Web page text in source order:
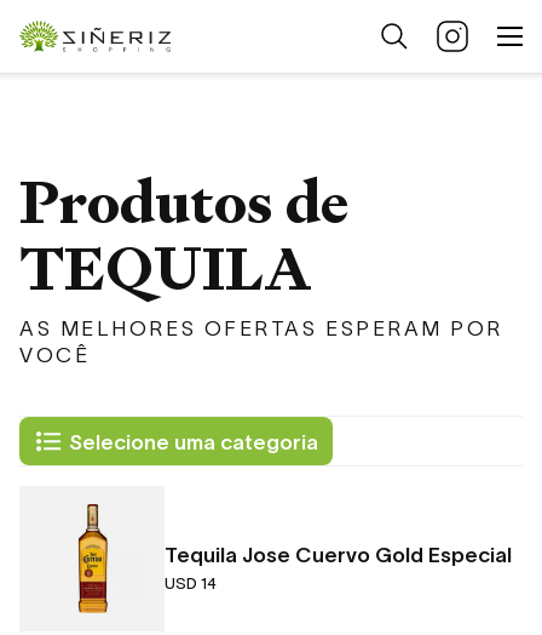
Produtos de
TEQUILA
AS MELHORES OFERTAS ESPERAM POR
VOCÊ
Selecione uma categoria
Tequila Jose Cuervo Gold Especial
USD 14